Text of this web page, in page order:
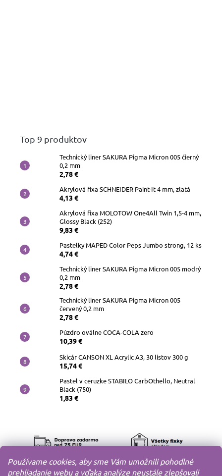
Používame cookies, aby sme Vám umožnili pohodlné
prehliadanie webu a vďaka analýze neustále zlepšovali
Top 9 produktov
Technický liner SAKURA Pigma Micron 005 čierný
0,2 mm
2,78 €
Akrylová fixa SCHNEIDER Paint-It 4 mm, zlatá
4,13 €
Akrylová fixa MOLOTOW One4All Twin 1,5-4 mm,
Glossy Black (252)
9,83 €
Pastelky MAPED Color Peps Jumbo strong, 12 ks
4,74 €
Technický liner SAKURA Pigma Micron 005 modrý
0,2 mm
2,78 €
Technický liner SAKURA Pigma Micron 005
červený 0,2 mm
2,78 €
Púzdro oválne COCA-COLA zero
10,39 €
Skicár CANSON XL Acrylic A3, 30 listov 300 g
15,74 €
Pastel v ceruzke STABILO CarbOthello, Neutral
Black (750)
1,83 €